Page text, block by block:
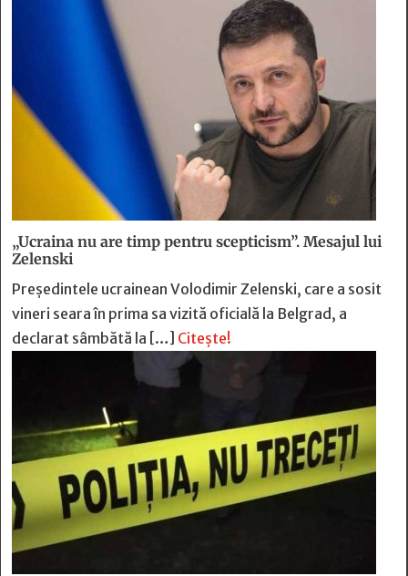
„Ucraina nu are timp pentru scepticism”. Mesajul lui
Zelenski
Preşedintele ucrainean Volodimir Zelenski, care a sosit
vineri seara în prima sa vizită oficială la Belgrad, a
declarat sâmbătă la […] Citește!